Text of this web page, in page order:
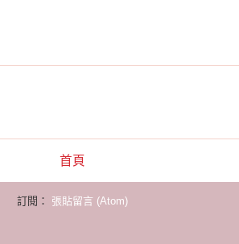
首頁
訂閱： 張貼留言 (Atom)